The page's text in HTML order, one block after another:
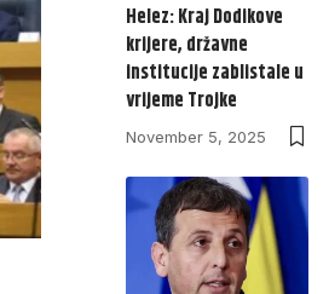
Helez: Kraj Dodikove
krijere, državne
institucije zablistale u
vrijeme Trojke
November 5, 2025